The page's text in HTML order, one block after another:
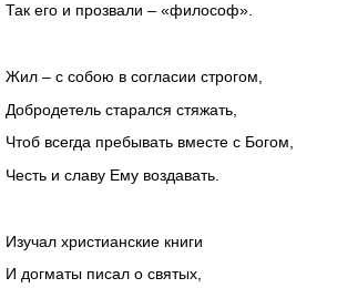
Так его и прозвали – «философ».
Жил – с собою в согласии строгом,
Добродетель старался стяжать,
Чтоб всегда пребывать вместе с Богом,
Честь и славу Ему воздавать.
Изучал христианские книги
И догматы писал о святых,